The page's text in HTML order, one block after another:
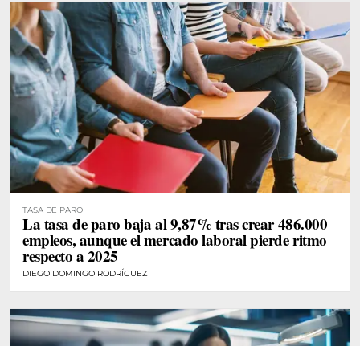
TASA DE PARO
La tasa de paro baja al 9,87% tras crear 486.000
empleos, aunque el mercado laboral pierde ritmo
respecto a 2025
DIEGO DOMINGO RODRÍGUEZ